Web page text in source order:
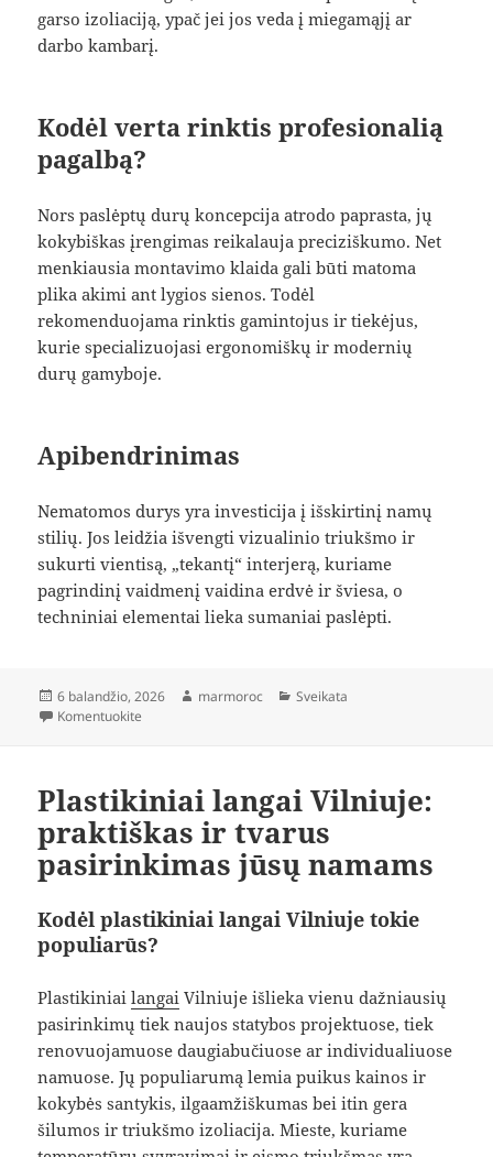
garso izoliaciją, ypač jei jos veda į miegamąjį ar
darbo kambarį.
Kodėl verta rinktis profesionalią
pagalbą?
Nors paslėptų durų koncepcija atrodo paprasta, jų
kokybiškas įrengimas reikalauja preciziškumo. Net
menkiausia montavimo klaida gali būti matoma
plika akimi ant lygios sienos. Todėl
rekomenduojama rinktis gamintojus ir tiekėjus,
kurie specializuojasi ergonomiškų ir modernių
durų gamyboje.
Apibendrinimas
Nematomos durys yra investicija į išskirtinį namų
stilių. Jos leidžia išvengti vizualinio triukšmo ir
sukurti vientisą, „tekantį“ interjerą, kuriame
pagrindinį vaidmenį vaidina erdvė ir šviesa, o
techniniai elementai lieka sumaniai paslėpti.
Paskelbta
6 balandžio, 2026 Autorius
marmoroc Kategorijos
Sveikata
Komentuokite
Plastikiniai langai Vilniuje:
praktiškas ir tvarus
pasirinkimas jūsų namams
Kodėl plastikiniai langai Vilniuje tokie
populiarūs?
Plastikiniailangai Vilniuje išlieka vienu dažniausių
pasirinkimų tiek naujos statybos projektuose, tiek
renovuojamuose daugiabučiuose ar individualiuose
namuose. Jų populiarumą lemia puikus kainos ir
kokybės santykis, ilgaamžiškumas bei itin gera
šilumos ir triukšmo izoliacija. Mieste, kuriame